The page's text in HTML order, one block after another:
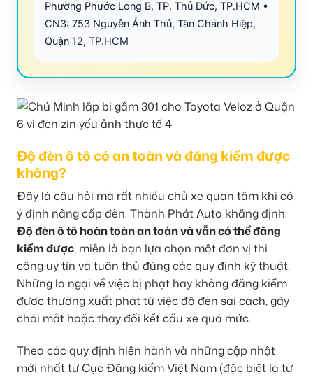
Phường Phước Long B, TP. Thủ Đức, TP.HCM •
CN3: 753 Nguyễn Ảnh Thủ, Tân Chánh Hiệp,
Quận 12, TP.HCM
Độ đèn ô tô có an toàn và đăng kiểm được
không?
Đây là câu hỏi mà rất nhiều chủ xe quan tâm khi có
ý định nâng cấp đèn. Thành Phát Auto khẳng định:
Độ đèn ô tô hoàn toàn an toàn và vẫn có thể đăng
kiểm được, miễn là bạn lựa chọn một đơn vị thi
công uy tín và tuân thủ đúng các quy định kỹ thuật.
Những lo ngại về việc bị phạt hay không đăng kiểm
được thường xuất phát từ việc độ đèn sai cách, gây
chói mắt hoặc thay đổi kết cấu xe quá mức.
Theo các quy định hiện hành và những cập nhật
mới nhất từ Cục Đăng kiểm Việt Nam (đặc biệt là từ